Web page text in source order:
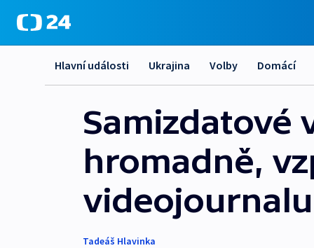
Hlavní události Ukrajina Volby Domácí
Samizdatové
hromadně,
videojournalu
Tadeáš Hlavinka